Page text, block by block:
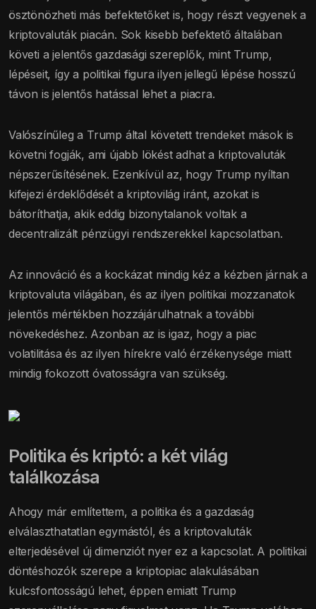
ösztönözheti más befektetőket is, hogy részt vegyenek a
kriptovaluták piacán. Sok kisebb befektető általában
követi a jelentős gazdasági szereplők, mint Trump,
lépéseit, így a politikai figura ilyen jellegű lépése hosszú
távon is jelentős hatással lehet a piacra.
Valószínűleg a Trump által követett trendeket mások is
követni fogják, ami újabb lökést adhat a kriptovaluták
népszerűsítésének. Ezenkívül az, hogy Trump nyíltan
kifejezi érdeklődését a kriptovilág iránt, azokat is
bátoríthatja, akik eddig bizonytalanok voltak a
decentralizált pénzügyi rendszerekkel kapcsolatban.
Az innováció és a kockázat mindig kéz a kézben járnak a
kriptovaluta világában, és az ilyen politikai mozzanatok
jelentős mértékben hozzájárulhatnak a további
növekedéshez. Azonban az is igaz, hogy a piac
volatilitása és az ilyen hírekre való érzékenysége miatt
mindig fokozott óvatosságra van szükség.
Politika és kriptó: a két világ
találkozása
Ahogy már említettem, a politika és a gazdaság
elválaszthatatlan egymástól, és a kriptovaluták
elterjedésével új dimenziót nyer ez a kapcsolat. A politikai
döntéshozók szerepe a kriptopiac alakulásában
kulcsfontosságú lehet, éppen emiatt Trump